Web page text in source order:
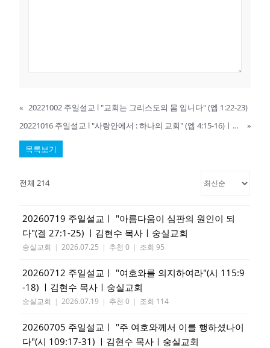
« 20221002 주일설교 l "교회는 그리스도의 몸 입니다" (엡 1:22-23)
20221016 주일설교 l "사랑안에서 : 하나의 교회" (엡 4:15-16)ㅣ김현수 목사ㅣ숭실교회
»
목록보기
전체 214
20260719 주일설교ㅣ "아름다움이 심판의 원인이 되
다"(겔 27:1-25) ㅣ김현수 목사ㅣ숭실교회
숭실교회 | 2026.07.25 | 추천 0 | 조회 95
20260712 주일설교ㅣ "여호와를 의지하여라"(시 115:9
-18) ㅣ김현수 목사ㅣ숭실교회
숭실교회 | 2026.07.19 | 추천 0 | 조회 114
20260705 주일설교ㅣ "주 여호와께서 이를 행하셨나이
다"(시 109:17-31) ㅣ김현수 목사ㅣ숭실교회